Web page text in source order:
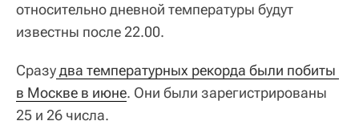
относительно дневной температуры будут
известны после 22.00.
Сразу два температурных рекорда были побиты
в Москве в июне. Они были зарегистрированы
25 и 26 числа.